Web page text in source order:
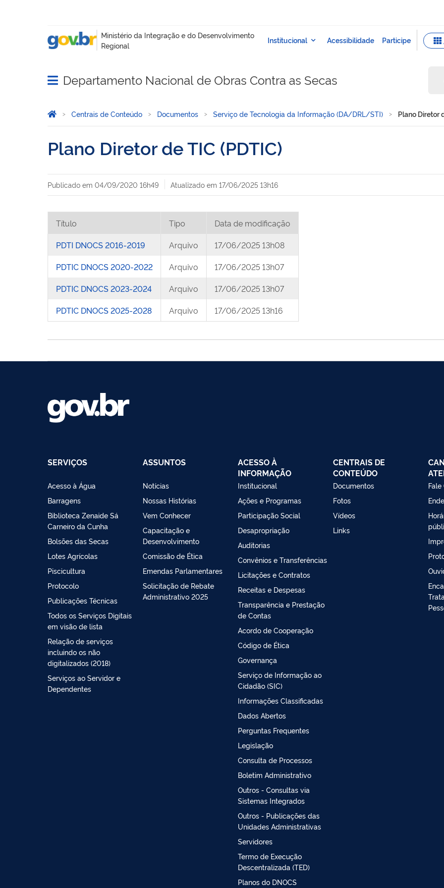
Abrir menu principal de navegação
Departamento Nacional de Obras Contra as Secas
Você está aqui:
Página Inicial
Centrais de Conteúdo Documentos Serviço de Tecnologia da Informação (DA/DRL/STI) Plano Diretor
Plano Diretor de TIC (PDTIC)
Publicado em 04/09/2020 16h49 Atualizado em 17/06/2025 13h16
Título Tipo
Data de modificação
PDTI DNOCS 2016-2019
Arquivo
17/06/2025 13h08
PDTIC DNOCS 2020-2022
Arquivo
17/06/2025 13h07
PDTIC DNOCS 2023-2024
Arquivo
17/06/2025 13h07
PDTIC DNOCS 2025-2028
Arquivo 17/06/2025 13h16
SERVIÇOS
Acesso à Água
Barragens
Biblioteca Zenaide Sá
Carneiro da Cunha
Bolsões das Secas
Lotes Agrícolas
Piscicultura
Protocolo
Publicações Técnicas
Todos os Serviços Digitais
em visão de lista
Relação de serviços
incluindo os não
digitalizados (2018)
Serviços ao Servidor e
Dependentes
ASSUNTOS
Notícias
Nossas Histórias
Vem Conhecer
Capacitação e
Desenvolvimento
Comissão de Ética
Emendas Parlamentares
Solicitação de Rebate
Administrativo 2025
ACESSO À
INFORMAÇÃO
Institucional
Ações e Programas
Participação Social
Desapropriação
Auditorias
Convênios e Transferências
Licitações e Contratos
Receitas e Despesas
Transparência e Prestação
de Contas
Acordo de Cooperação
Código de Ética
Governança
Serviço de Informação ao
Cidadão (SIC)
Informações Classificadas
Dados Abertos
Perguntas Frequentes
Legislação
Consulta de Processos
Boletim Administrativo
Outros - Consultas via
Sistemas Integrados
Outros - Publicações das
Unidades Administrativas
Servidores
Termo de Execução
Descentralizada (TED)
Planos do DNOCS
CENTRAIS DE
CONTEÚDO
Documentos
Fotos
Vídeos
Links
Fale